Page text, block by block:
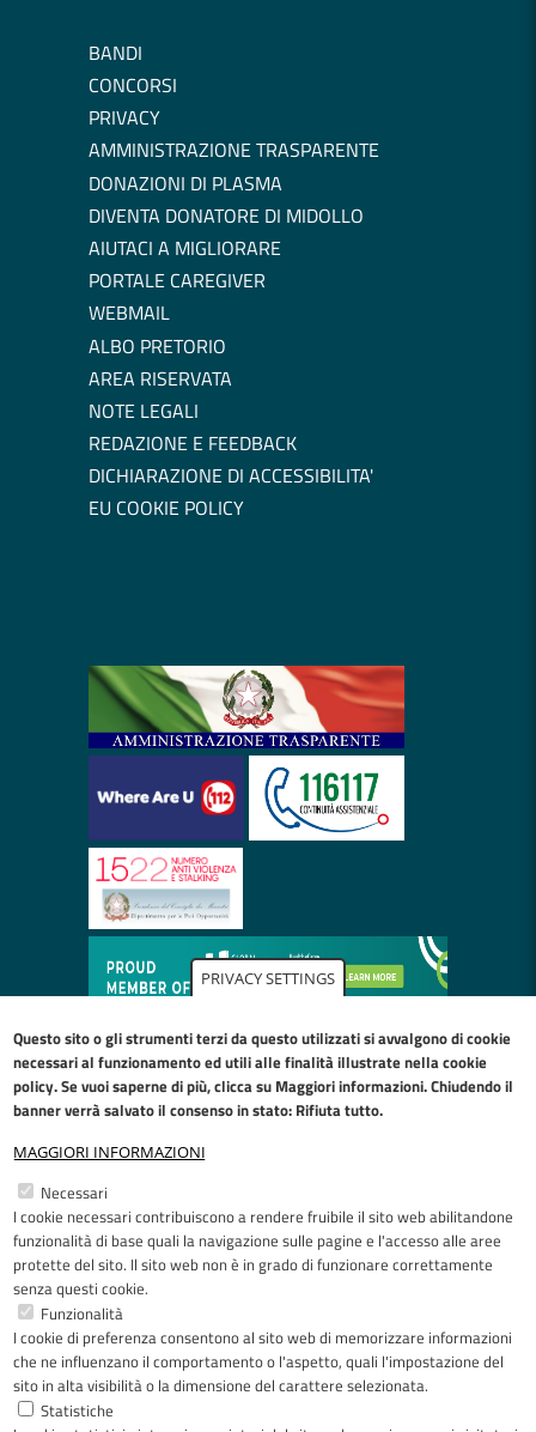
PRIVACY SETTINGS
Questo sito o gli strumenti terzi da questo utilizzati si avvalgono di cookie
necessari al funzionamento ed utili alle finalità illustrate nellacookie
policy. Se vuoi saperne di più, clicca su Maggiori informazioni. Chiudendo il
banner verrà salvato il consenso in stato: Rifiuta tutto.
MAGGIORI INFORMAZIONI
Necessari
I cookie necessari contribuiscono a rendere fruibile il sito web abilitandone
funzionalità di base quali la navigazione sulle pagine e l'accesso alle aree
protette del sito. Il sito web non è in grado di funzionare correttamente
senza questi cookie.
Funzionalità
I cookie di preferenza consentono al sito web di memorizzare informazioni
che ne influenzano il comportamento o l'aspetto, quali l'impostazione del
sito in alta visibilità o la dimensione del carattere selezionata.
Statistiche
BANDI
CONCORSI
PRIVACY
AMMINISTRAZIONE TRASPARENTE
DONAZIONI DI PLASMA
DIVENTA DONATORE DI MIDOLLO
AIUTACI A MIGLIORARE
PORTALE CAREGIVER
WEBMAIL
ALBO PRETORIO
AREA RISERVATA
NOTE LEGALI
REDAZIONE E FEEDBACK
DICHIARAZIONE DI ACCESSIBILITA'
EU COOKIE POLICY
Restiamo in contatto
FacebookYouTubeLinkedInInstagram
Riconoscimenti